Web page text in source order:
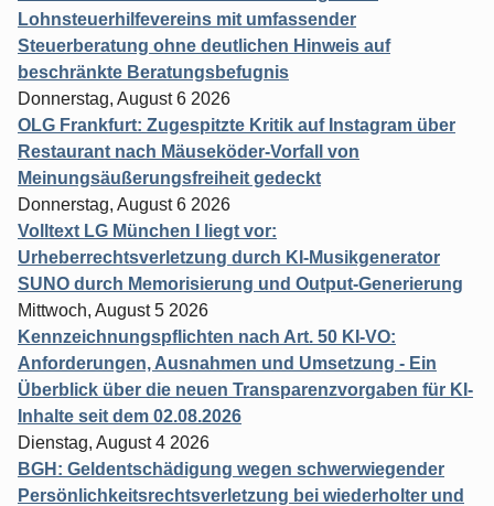
Lohnsteuerhilfevereins mit umfassender
Steuerberatung ohne deutlichen Hinweis auf
beschränkte Beratungsbefugnis
Donnerstag, August 6 2026
OLG Frankfurt: Zugespitzte Kritik auf Instagram über
Restaurant nach Mäuseköder-Vorfall von
Meinungsäußerungsfreiheit gedeckt
Donnerstag, August 6 2026
Volltext LG München I liegt vor:
Urheberrechtsverletzung durch KI-Musikgenerator
SUNO durch Memorisierung und Output-Generierung
Mittwoch, August 5 2026
Kennzeichnungspflichten nach Art. 50 KI-VO:
Anforderungen, Ausnahmen und Umsetzung - Ein
Überblick über die neuen Transparenzvorgaben für KI-
Inhalte seit dem 02.08.2026
Dienstag, August 4 2026
BGH: Geldentschädigung wegen schwerwiegender
Persönlichkeitsrechtsverletzung bei wiederholter und